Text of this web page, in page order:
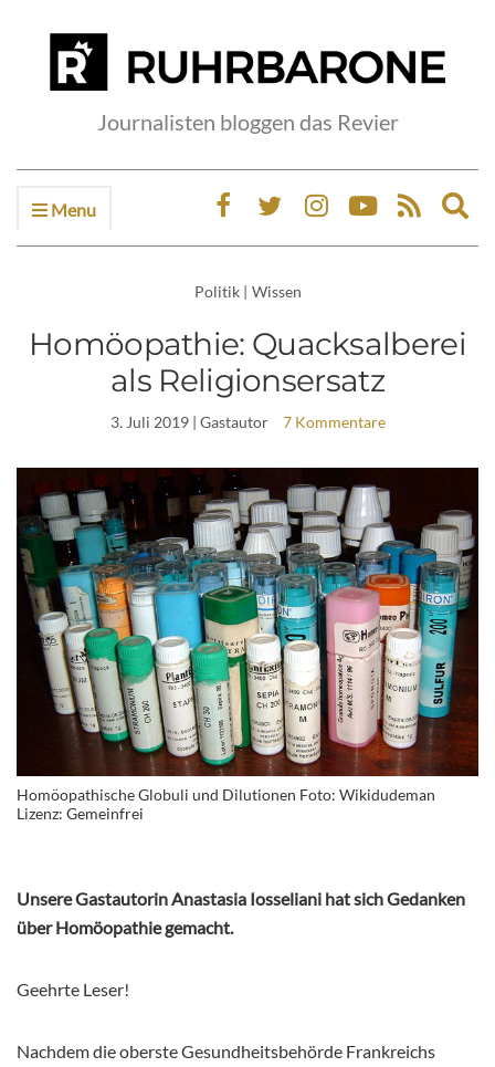
Journalisten bloggen das Revier
Menu
Politik | Wissen
Homöopathie: Quacksalberei
als Religionsersatz
3. Juli 2019| Gastautor 7 Kommentare
Homöopathische Globuli und Dilutionen Foto: Wikidudeman
Lizenz: Gemeinfrei
Unsere Gastautorin Anastasia Iosseliani hat sich Gedanken
über Homöopathie gemacht.
Geehrte Leser!
Nachdem die oberste Gesundheitsbehörde Frankreichs